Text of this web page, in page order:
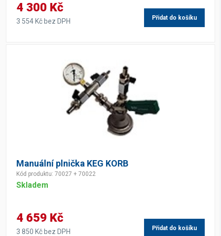
4 300 Kč
3 554 Kč bez DPH Přidat do košíku
Manuální plnička KEG KORB
Kód produktu: 70027 + 70022
Skladem
4 659 Kč
3 850 Kč bez DPH Přidat do košíku